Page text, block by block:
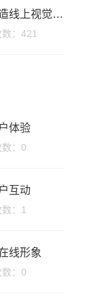
深圳网页制作：匠心独运，打造线上视觉盛宴
：421
体验
：0
互动
：1
线形象
：0